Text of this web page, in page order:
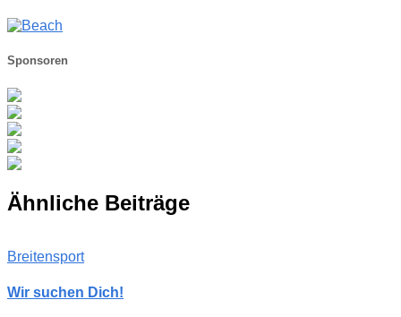
Sponsoren
Ähnliche Beiträge
Breitensport
Wir suchen Dich!